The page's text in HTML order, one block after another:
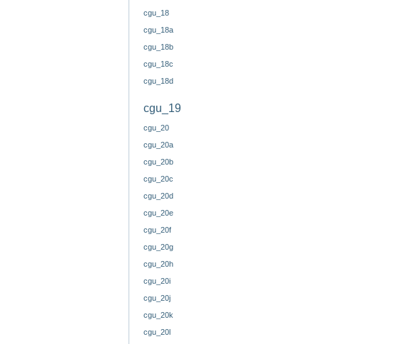
cgu_18
cgu_18a
cgu_18b
cgu_18c
cgu_18d
cgu_19
cgu_20
cgu_20a
cgu_20b
cgu_20c
cgu_20d
cgu_20e
cgu_20f
cgu_20g
cgu_20h
cgu_20i
cgu_20j
cgu_20k
cgu_20l